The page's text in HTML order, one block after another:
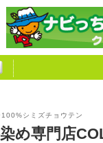
シミズチョウテン
め専門店